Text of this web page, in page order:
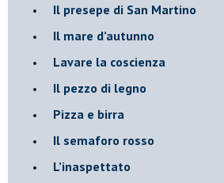
​Il presepe di San Martino
​Il mare d’autunno
​Lavare la coscienza
​Il pezzo di legno
​Pizza e birra
​Il semaforo rosso
​L’inaspettato